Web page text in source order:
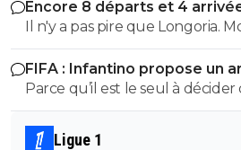
Encore 8 départs et 4
Il n'y a pas pire que Longoria. Mdr Par contre... tu vas
pleurer en voyant ta petite
FIFA : Infantino propose un
Maroc
Parce qu’il est le seul à
Ligue 1